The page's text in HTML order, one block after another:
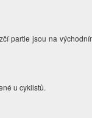
partie jsou na
u cyklistů.